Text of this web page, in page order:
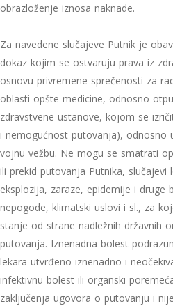
obrazloženje iznosa naknade.
Za navedene slučajeve Putnik je
dokaz kojim se ostvaruju prava iz
osnovu privremene sprečenosti za
oblasti opšte medicine, odnosno
zdravstvene ustanove, kojom se
i nemogućnost putovanja), odnosno
vojnu vežbu. Ne mogu se smatrati
ili prekid putovanja Putnika, slučajevi
eksplozija, zaraze, epidemije i druge
nepogode, klimatski uslovi i sl., za
stanje od strane nadležnih državnih
putovanja. Iznenadna bolest
lekara utvrđeno iznenadno i
infektivnu bolest ili organski
zaključenja ugovora o putovanju i